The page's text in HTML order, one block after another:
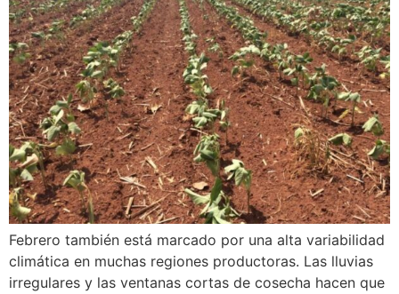
Febrero también está marcado por una alta variabilidad
climática en muchas regiones productoras. Las lluvias
irregulares y las ventanas cortas de cosecha hacen que